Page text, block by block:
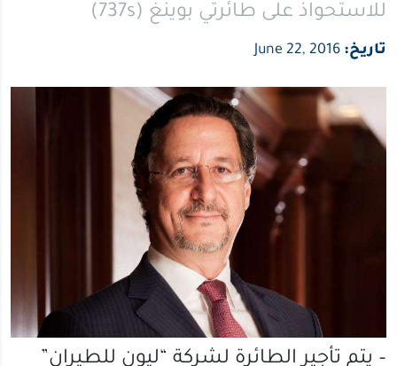
للاستحواذ على طائرتي بوينغ (737s)
تاريخ:
– يتم تأجير الطائرة لشركة “ليون للطيران”